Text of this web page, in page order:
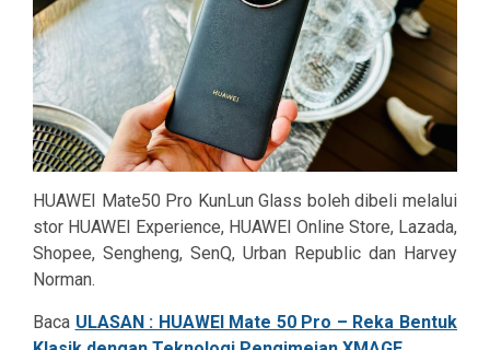
HUAWEI Mate50 Pro KunLun Glass boleh dibeli melalui
stor HUAWEI Experience, HUAWEI Online Store, Lazada,
Shopee, Sengheng, SenQ, Urban Republic dan Harvey
Norman.
Baca ULASAN : HUAWEI Mate 50 Pro – Reka Bentuk